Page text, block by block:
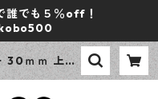
誰でも５％off！
30ｍｍ 上下
タルバー デ
】 | ｅｎ工